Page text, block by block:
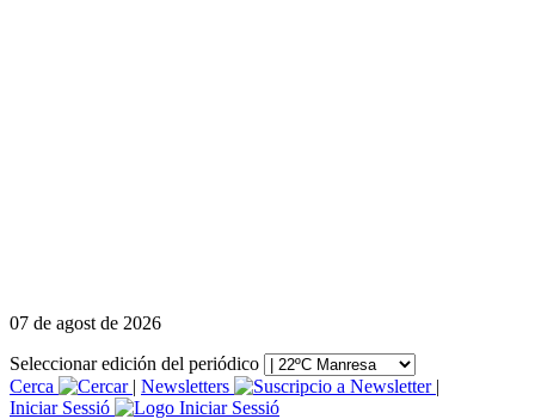
07 de agost de 2026
Seleccionar edición del periódico
Cerca
| Newsletters
|
Iniciar Sessió